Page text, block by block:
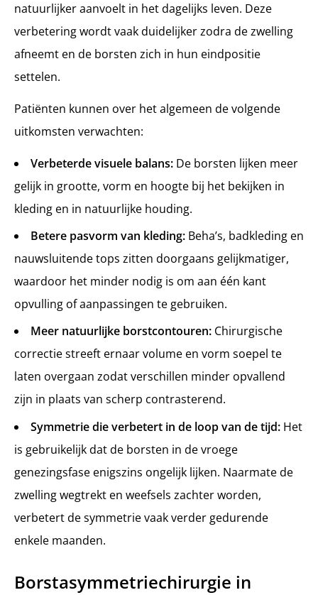
natuurlijker aanvoelt in het dagelijks leven. Deze
verbetering wordt vaak duidelijker zodra de zwelling
afneemt en de borsten zich in hun eindpositie
settelen.
Patiënten kunnen over het algemeen de volgende
uitkomsten verwachten:
Verbeterde visuele balans: De borsten lijken meer
gelijk in grootte, vorm en hoogte bij het bekijken in
kleding en in natuurlijke houding.
Betere pasvorm van kleding: Beha’s, badkleding en
nauwsluitende tops zitten doorgaans gelijkmatiger,
waardoor het minder nodig is om aan één kant
opvulling of aanpassingen te gebruiken.
Meer natuurlijke borstcontouren: Chirurgische
correctie streeft ernaar volume en vorm soepel te
laten overgaan zodat verschillen minder opvallend
zijn in plaats van scherp contrasterend.
Symmetrie die verbetert in de loop van de tijd: Het
is gebruikelijk dat de borsten in de vroege
genezingsfase enigszins ongelijk lijken. Naarmate de
zwelling wegtrekt en weefsels zachter worden,
verbetert de symmetrie vaak verder gedurende
enkele maanden.
Borstasymmetriechirurgie in